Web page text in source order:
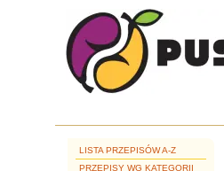
LISTA PRZEPISÓW A-Z
PRZEPISY WG KATEGORII